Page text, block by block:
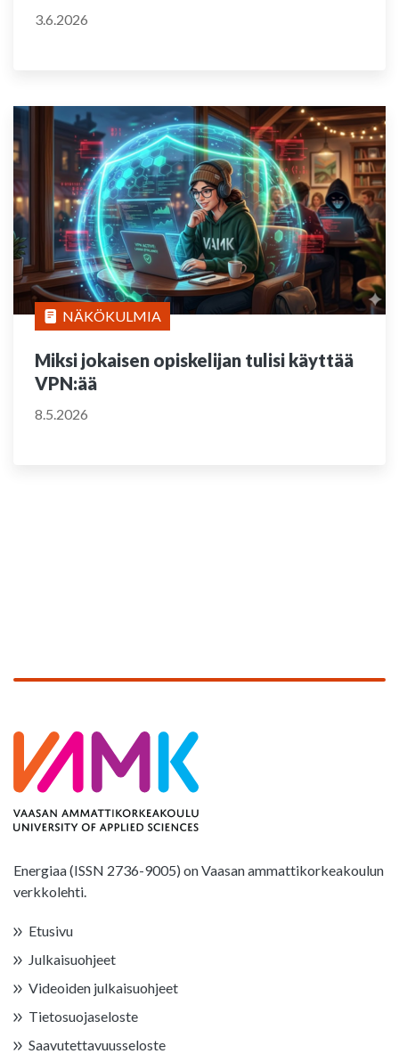
3.6.2026
NÄKÖKULMIA
Miksi jokaisen opiskelijan tulisi käyttää
VPN:ää
8.5.2026
Energiaa (ISSN 2736-9005) on Vaasan ammattikorkeakoulun
verkkolehti.
Etusivu
Julkaisuohjeet
Videoiden julkaisuohjeet
Tietosuojaseloste
Saavutettavuusseloste